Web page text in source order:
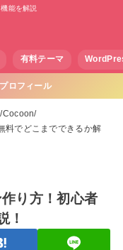
能を解説
有料テーマ
ロフィール
Cocoon
料でどこまでできるか解
り方！初心者
！